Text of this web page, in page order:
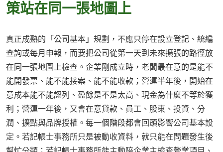
策站在同一張地圖上
真正成熟的「公司基本」規劃，不應只停在設立登記、統編
查詢或每月申報，而要把公司從第一天到未來擴張的路徑放
在同一張地圖上檢查。企業剛成立時，老闆最在意的是能不
能開發票、能不能接案、能不能收款；營運半年後，開始在
意成本能不能認列、盈餘是不是太高、現金為什麼不等於獲
利；營運一年後，又會在意貸款、員工、股東、投資、分
潤、擴點與品牌授權。每一個階段都會回頭影響公司基本設
定。若記帳士事務所只是被動收資料，就只能在問題發生後